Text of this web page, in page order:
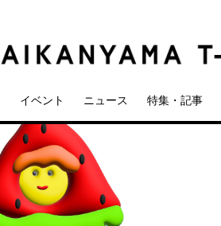
イベント ニュース 特集・記事